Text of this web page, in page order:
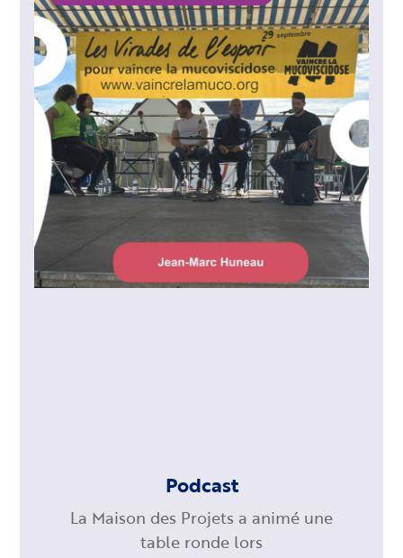
Podcast
La Maison des Projets a animé une
table ronde lors